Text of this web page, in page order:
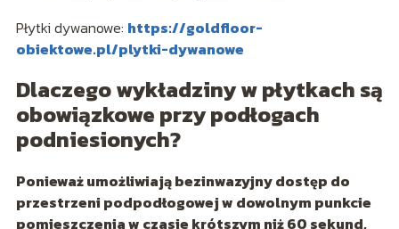
Płytki dywanowe: https://goldfloor-
obiektowe.pl/plytki-dywanowe
Dlaczego wykładziny w płytkach są
obowiązkowe przy podłogach
podniesionych?
Ponieważ umożliwiają bezinwazyjny dostęp do
przestrzeni podpodłogowej w dowolnym punkcie
pomieszczenia w czasie krótszym niż 60 sekund,